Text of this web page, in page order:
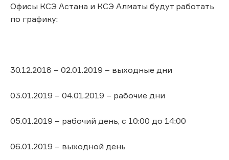
Офисы КСЭ Астана и КСЭ Алматы будут работать
по графику:
30.12.2018 – 02.01.2019 – выходные дни
03.01.2019 – 04.01.2019 – рабочие дни
05.01.2019 – рабочий день, с 10:00 до 14:00
06.01.2019 – выходной день